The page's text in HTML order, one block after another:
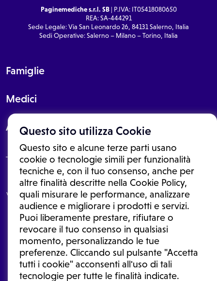
Questo sito utilizza Cookie
Questo sito e alcune terze parti usano
cookie o tecnologie simili per funzionalità
tecniche e, con il tuo consenso, anche per
altre finalità descritte nella Cookie Policy,
quali misurare le performance, analizzare
audience e migliorare i prodotti e servizi.
Puoi liberamente prestare, rifiutare o
revocare il tuo consenso in qualsiasi
momento, personalizzando le tue
preferenze. Cliccando sul pulsante "Accetta
tutti i cookie" acconsenti all'uso di tali
tecnologie per tutte le finalità indicate.
Paginemediche s.r.l. SB| P.IVA: IT05418080650
REA: SA-444291
Sede Legale: Via San Leonardo 26, 84131 Salerno, Italia
Sedi Operative: Salerno – Milano – Torino, Italia
Famiglie
Medici
About
Le informazioni proposte in questo sito non sono un consulto medico.
In nessun caso, queste informazioni sostituiscono un consulto, una
visita o una diagnosi formulata dal medico. Non si devono considerare
le informazioni disponibili come suggerimenti per la formulazione di
una diagnosi, la determinazione di un trattamento o l'assunzione o
sospensione di un farmaco senza prima consultare un medico di
medicina generale o uno specialista.
Condizioni di utilizzo|Privacy Policy |Gestione cookie
Ⓒ 2026 | Tutti i diritti riservati.